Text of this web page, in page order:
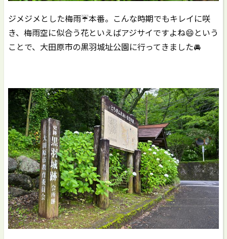
ジメジメとした梅雨☔️本番。こんな時期でもキレイに咲
き、梅雨空に似合う花といえばアジサイですよね😄という
ことで、大田原市の黒羽城址公園に行ってきました🚘